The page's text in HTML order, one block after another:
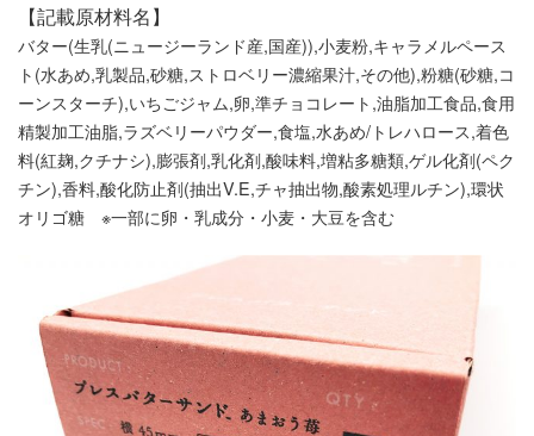
【記載原材料名】
バター(生乳(ニュージーランド産,国産)),小麦粉,キャラメルペース
ト(水あめ,乳製品,砂糖,ストロベリー濃縮果汁,その他),粉糖(砂糖,コ
ーンスターチ),いちごジャム,卵,準チョコレート,油脂加工食品,食用
精製加工油脂,ラズベリーパウダー,食塩,水あめ/トレハロース,着色
料(紅麹,クチナシ),膨張剤,乳化剤,酸味料,増粘多糖類,ゲル化剤(ペク
チン),香料,酸化防止剤(抽出V.E,チャ抽出物,酸素処理ルチン),環状
オリゴ糖 ※一部に卵・乳成分・小麦・大豆を含む